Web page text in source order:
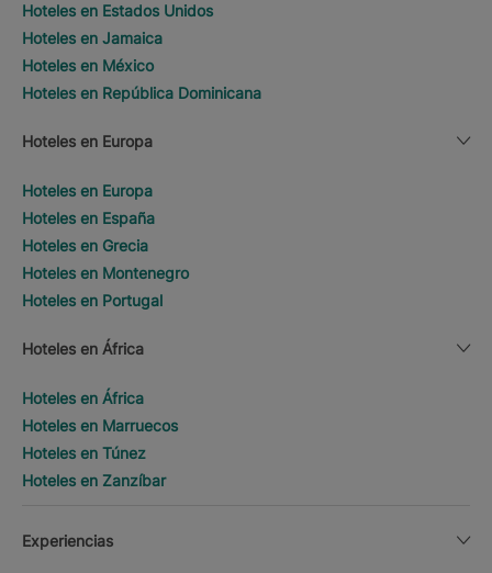
Hoteles en Estados Unidos
Hoteles en Jamaica
Hoteles en México
Hoteles en República Dominicana
Hoteles en Europa
Hoteles en Europa
Hoteles en España
Hoteles en Grecia
Hoteles en Montenegro
Hoteles en Portugal
Hoteles en África
Hoteles en África
Hoteles en Marruecos
Hoteles en Túnez
Hoteles en Zanzíbar
Experiencias